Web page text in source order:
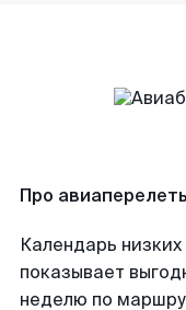
Про
Календарь
показывает
неделю по